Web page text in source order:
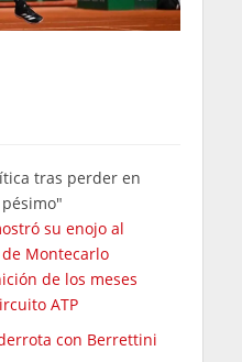
tras perder en
su enojo al
Montecarlo
de los meses
ATP
con Berrettini